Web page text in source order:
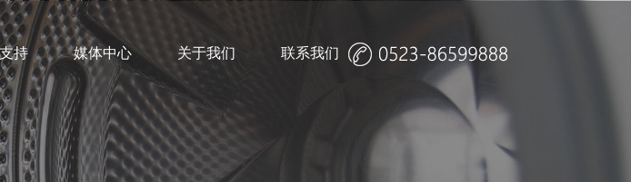
持 媒体中心 关于我们 联系我们
客户案例 招商加盟
业动态 技术支持
组织架构 荣誉资质 诚聘英才